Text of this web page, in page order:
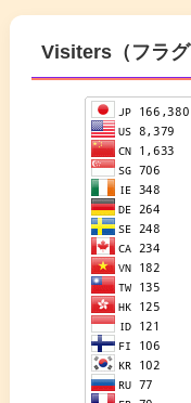
Visiters（フラグ